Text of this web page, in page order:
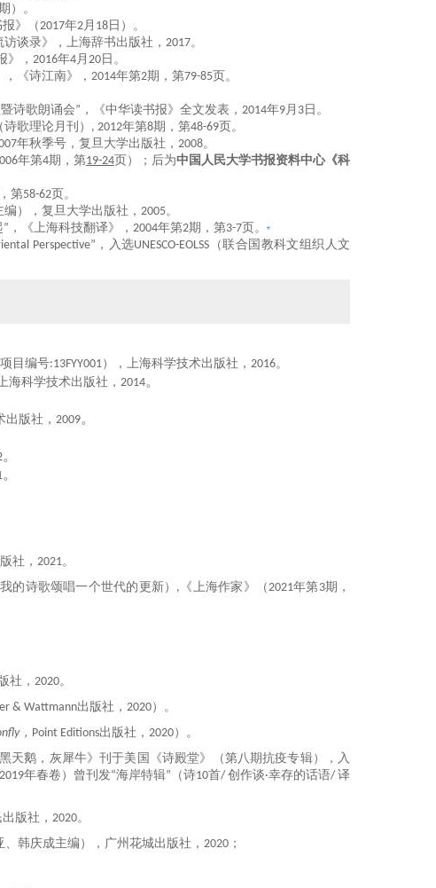
） 。
》 （2017年2月 18 日 ）。
谈录》，上海辞书出版社， 2017。
》， 2016年4月 20 日。
《诗江南》， 2014年第2期，第79-85页。
诗歌朗诵会”，《中华读书报》全文发表， 2014年9月 3 日。
歌理论月刊） , 2012年第8期，第48-69页。
年秋季号，复旦大学出版社， 2008。
年第4期，第19-24页） ；后为中国人民大学书报资料中心《科
第58-62页。
），复旦大学出版社， 2005。
” ，《上海科技翻译》， 2004年第2期，第3-7页。
Perspective” ，入选UNESCO-EOLSS （联合国教科文组织人文
项目编号:13FYY001） ，上海科学技术出版社， 2016。
海科学技术出版社， 2014。
版社， 2009。
。
。
社， 2021。
诗歌颂唱一个世代的更新） , 《上海作家》（2021年第 3期，
社， 2020。
& Wattmann出版社， 2020）。
， Point Editions出版社， 2020）。
天鹅，灰犀牛》刊于美国《诗殿堂》（第八期抗疫专辑），入
2019年春卷）曾刊发“海岸特辑”（诗10首/ 创作谈·幸存的话语/ 译
版社， 2020。
韩庆成主编），广州花城出版社， 2020 ；